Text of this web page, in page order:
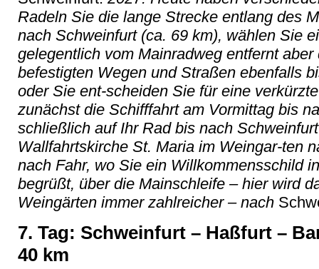
Radeln Sie die lange Strecke entlang des
nach Schweinfurt (ca. 69 km), wählen Sie
gelegentlich vom Mainradweg entfernt
befestigten Wegen und Straßen ebenfalls
oder Sie ent-scheiden Sie für eine
zunächst die Schifffahrt am Vormittag bis
schließlich auf Ihr Rad bis nach
Wallfahrtskirche St. Maria im Weingar-ten
nach Fahr, wo Sie ein Willkommensschild
begrüßt, über die Mainschleife – hier wird
Weingärten immer zahlreicher – nach
7. Tag: Schweinfurt – Haßfurt –
40 km